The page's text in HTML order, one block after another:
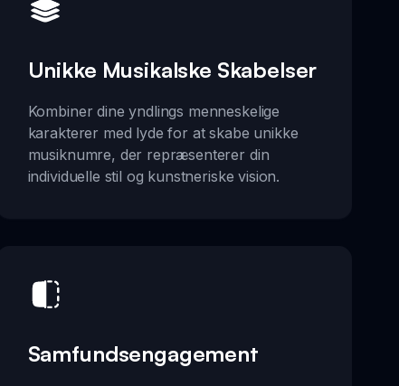
Unikke Musikalske Skabelser
Kombiner dine yndlings menneskelige
karakterer med lyde for at skabe unikke
musiknumre, der repræsenterer din
individuelle stil og kunstneriske vision.
Samfundsengagement